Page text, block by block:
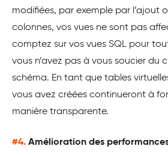
modifiées, par exemple par l’ajout
colonnes, vos vues ne sont pas
comptez sur vos vues SQL pour
vous n’avez pas à vous soucier du
schéma. En tant que tables
vous avez créées continueront à
manière transparente.
#4. Amélioration des